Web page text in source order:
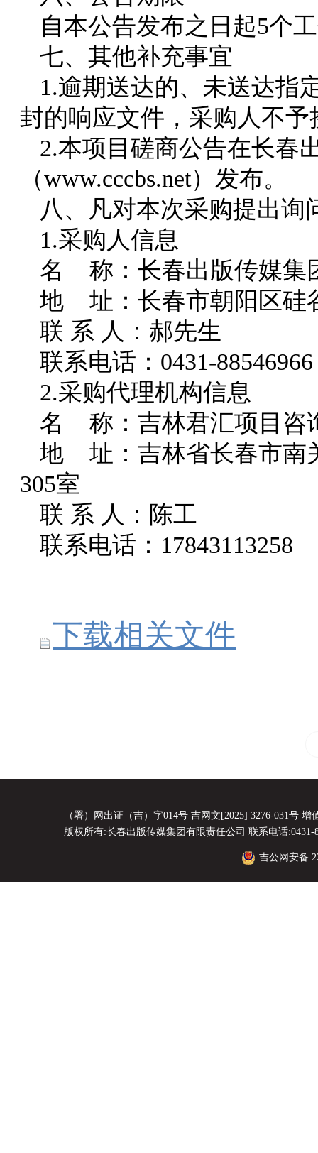
自本公告发布之日起5个
七、其他补充事宜
1.逾期送达的、未送达指
封的响应文件，采购人不予
2.本项目磋商公告在长春
（www.cccbs.net） 发布。
八、凡对本次采购提出
1.采购人信息
名
称： 长春出版传媒集
地 址： 长春市朝阳区硅
联 系 人：郝先生
联系电话：0431-885
2.采购代理机构信息
名
称：吉林君汇项目咨
地
址：吉林省长春市南
305室
联 系 人：陈工
联系电话：17843113258
下载相关文件
（署）网出证（吉）字014号 吉网文[2025] 3276-031号
版权所有:长春出版传媒集团有限责任公司 联系电话:0431-
吉公网安备